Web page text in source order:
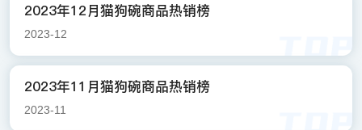
2023年12月猫狗碗商品热销榜
2023-12
2023年11月猫狗碗商品热销榜
2023-11